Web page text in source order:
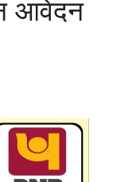
आवेदन